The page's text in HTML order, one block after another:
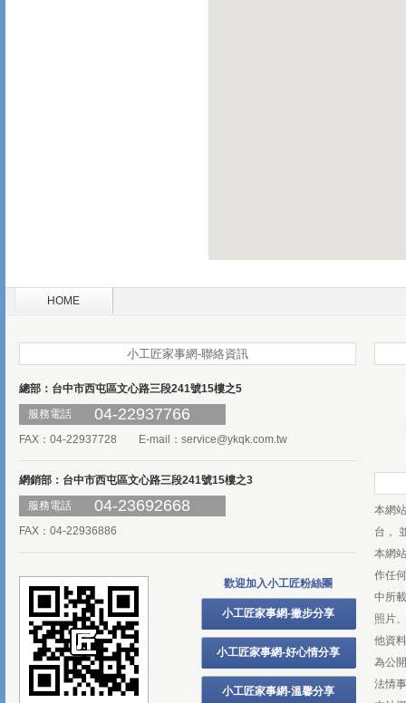
HOME
小工匠家事網-聯絡資訊
總部：台中市西屯區文心路三段241號15樓之5
服務電話
04-22937766
FAX：04-22937728 E-mail： service@ykqk.com.tw
網銷部：台中市西屯區文心路三段241號15樓之3
服務電話
04-23692668
FAX：04-22936886
歡迎加入小工匠粉絲團
小工匠家事網-撇步分享
小工匠家事網-好心情分享
小工匠家事網-溫馨分享
本網
台，
本網
作任
中所
照片
他資
為公
法情